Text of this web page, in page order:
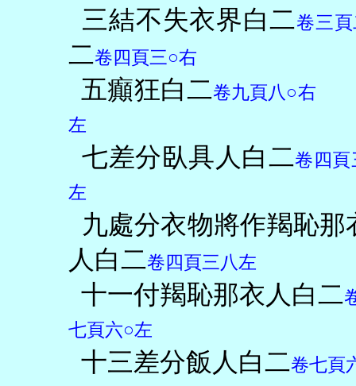
三結不失衣界白二卷三
二卷四頁三○右
五癲狂白二卷九頁八○右
左
七差分臥具人白二卷四
左
九處分衣物將作羯恥那
人白二卷四頁三八左
十一付羯恥那衣人白二
七頁六○左
十三差分飯人白二卷七頁